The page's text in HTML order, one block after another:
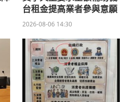
台租金提高業者參與意願
2026-08-06 14:30